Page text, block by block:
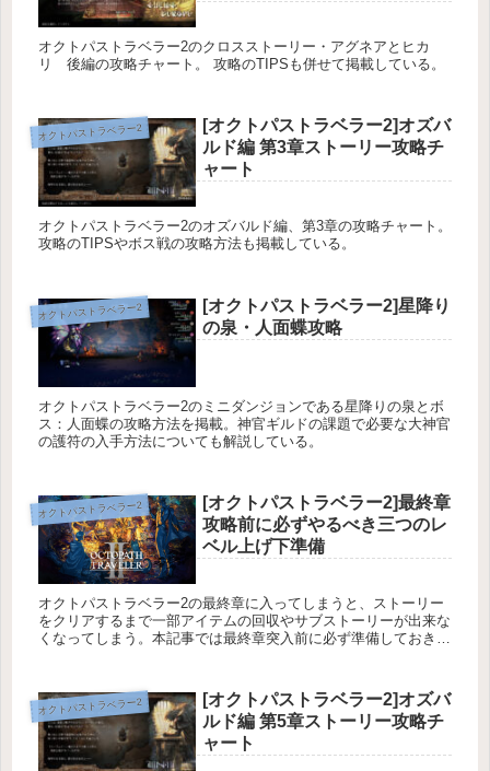
オクトパストラベラー2のクロスストーリー・アグネアとヒカ
リ 後編の攻略チャート。 攻略のTIPSも併せて掲載している。
オクトパストラベラー2
[オクトパストラベラー2]オズバ
ルド編 第3章ストーリー攻略チ
ャート
オクトパストラベラー2のオズバルド編、第3章の攻略チャート。
攻略のTIPSやボス戦の攻略方法も掲載している。
オクトパストラベラー2
[オクトパストラベラー2]星降り
の泉・人面蝶攻略
オクトパストラベラー2のミニダンジョンである星降りの泉とボ
ス：人面蝶の攻略方法を掲載。神官ギルドの課題で必要な大神官
の護符の入手方法についても解説している。
オクトパストラベラー2
[オクトパストラベラー2]最終章
攻略前に必ずやるべき三つのレ
ベル上げ下準備
オクトパストラベラー2の最終章に入ってしまうと、ストーリー
をクリアするまで一部アイテムの回収やサブストーリーが出来な
くなってしまう。本記事では最終章突入前に必ず準備しておきた
オクトパストラベラー2
[オクトパストラベラー2]オズバ
ルド編 第5章ストーリー攻略チ
ャート